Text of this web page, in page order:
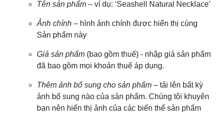
Tên sản phẩm – ví dụ: ‘Seashell Natural Necklace’
Ảnh chính – hình ảnh chính được hiển thị cùng
Sản phẩm này
Giá sản phẩm (bao gồm thuế) - nhập giá sản phẩm
đã bao gồm mọi khoản thuế áp dụng.
Thêm ảnh bổ sung cho sản phẩm – tải lên bất kỳ
ảnh bổ sung nào của sản phẩm. Chúng tôi khuyên
bạn nên hiển thị ảnh của các biến thể sản phẩm